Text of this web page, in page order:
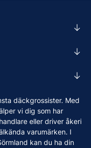
däckgrossister. Med
vi dig som har
eller driver åkeri
varumärken. I
kan du ha din
15.00.